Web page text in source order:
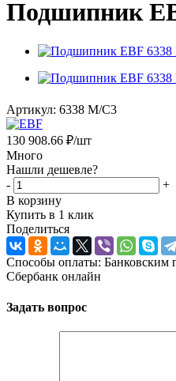
Подшипник
Артикул: 6338 M/C3
130 908.66 ₽/шт
Много
Нашли дешевле?
-
+
В корзину
Купить в 1 клик
Поделиться
Способы оплаты: Банковским
Сбербанк онлайн
Задать вопрос